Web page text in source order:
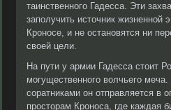
таинственного Гадесса. Эти
заполучить источник жизненной
Кроносе, и не остановятся ни
своей цели.
На пути у армии Гадесса стоит
могущественного волчьего
соратниками он отправляется в
просторам Кроноса, где каждая